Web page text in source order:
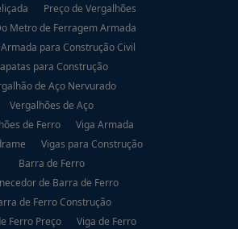
Preço de Vergalhões
Metro de Ferragem Armada
para Construção Civil
para Construção
de Aço Nervurado
Vergalhões de Aço
de Ferro
Viga Armada
Vigas para Construção
Barra de Ferro
de Barra de Ferro
de Ferro Construção
Ferro Preço
Viga de Ferro